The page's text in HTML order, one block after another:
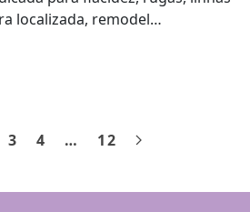
localizada, remodel…
3 4 … 12